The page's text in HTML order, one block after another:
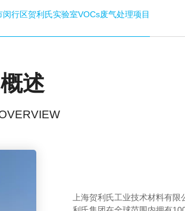
闵行区贺利氏实验室VOCs废气处理项目
述
上海贺利氏工业技术材料有限